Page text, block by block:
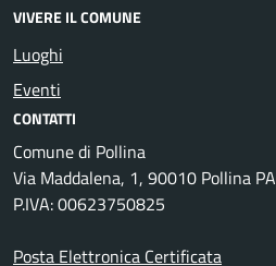
VIVERE IL COMUNE
Luoghi
Eventi
CONTATTI
Comune di Pollina
Via Maddalena, 1, 90010 Pollina PA
P.IVA: 00623750825
Posta Elettronica Certificata